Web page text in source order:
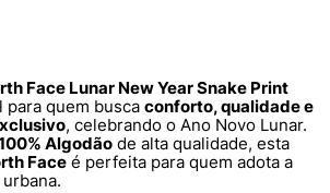
Face Lunar New Year Snake Print
para quem busca conforto, qualidade e
, celebrando o Ano Novo Lunar.
Algodão de alta qualidade, esta
Face é perfeita para quem adota a